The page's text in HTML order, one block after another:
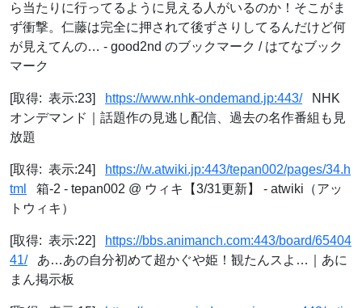
ら当たりに行ってるように見える人がいるのか！そこがま
ず衝撃。仁藤は完全に押されて後ずさりしてるんだけど何
が見えてんの… - good2nd のブックマーク / はてなブック
マーク
[取得: 表示:23] https://www.nhk-ondemand.jp:443/NHK
オンデマンド｜話題作の見逃し配信、過去の名作番組も見
放題
[取得: 表示:24]
https://w.atwiki.jp:443/tepan002/pages/34.h
tml
箱-2 - tepan002 @ ウィキ【3/31更新】 - atwiki（アッ
トウィキ）
[取得: 表示:22]
https://bbs.animanch.com:443/board/65404
41/あ…あの自分初めて超かぐや姫！観たんスよ…｜あに
まん掲示板